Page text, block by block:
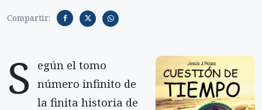
Compartir:
S egún el tomo
número infinito de
la finita historia de